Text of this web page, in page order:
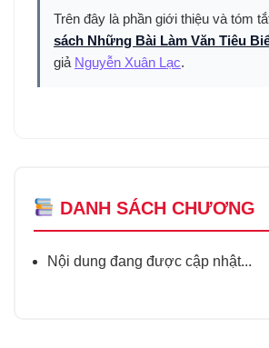
Trên đây là phần giới thiệu và tóm
sách Những Bài Làm Văn Tiêu
giả Nguyễn Xuân Lạc.
DANH SÁCH CHƯƠNG
Nội dung đang được cập nhật...